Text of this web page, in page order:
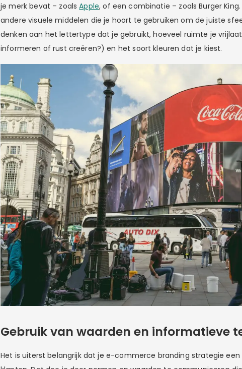
je merk bevat – zoalsApple, of een combinatie – zoals Burger
andere visuele middelen die je hoort te gebruiken om de juiste
denken aan het lettertype dat je gebruikt, hoeveel ruimte je
informeren of rust creëren?) en het soort kleuren dat je kiest.
Gebruik van waarden en informatieve
Het is uiterst belangrijk dat je e-commerce branding strategie